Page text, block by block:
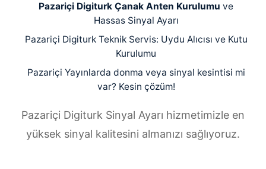
Pazariçi Digiturk Çanak Anten Kurulumu ve
Hassas Sinyal Ayarı
Pazariçi Digiturk Teknik Servis: Uydu Alıcısı ve Kutu
Kurulumu
Pazariçi Yayınlarda donma veya sinyal kesintisi mi
var? Kesin çözüm!
Pazariçi Digiturk Sinyal Ayarı hizmetimizle en
yüksek sinyal kalitesini almanızı sağlıyoruz.